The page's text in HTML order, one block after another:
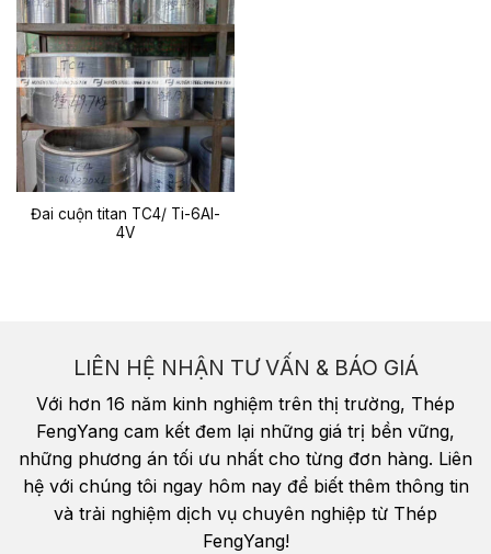
Đai cuộn titan TC4/ Ti-6Al-
4V
LIÊN HỆ NHẬN TƯ VẤN & BÁO GIÁ
Với hơn 16 năm kinh nghiệm trên thị trường, Thép
FengYang cam kết đem lại những giá trị bền vững,
những phương án tối ưu nhất cho từng đơn hàng. Liên
hệ với chúng tôi ngay hôm nay để biết thêm thông tin
và trải nghiệm dịch vụ chuyên nghiệp từ Thép
FengYang!